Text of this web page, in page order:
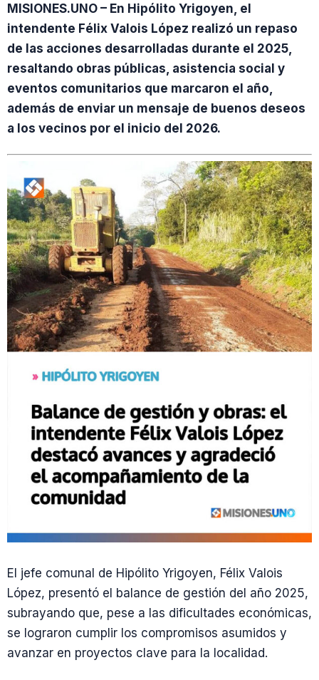
MISIONES.UNO – En Hipólito Yrigoyen, el
intendente Félix Valois López realizó un repaso
de las acciones desarrolladas durante el 2025,
resaltando obras públicas, asistencia social y
eventos comunitarios que marcaron el año,
además de enviar un mensaje de buenos deseos
a los vecinos por el inicio del 2026.
El jefe comunal de Hipólito Yrigoyen, Félix Valois
López, presentó el balance de gestión del año 2025,
subrayando que, pese a las dificultades económicas,
se lograron cumplir los compromisos asumidos y
avanzar en proyectos clave para la localidad.